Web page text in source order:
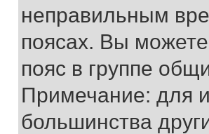
неправильным
поясах. Вы
пояс в группе
Примечание: для
большинства